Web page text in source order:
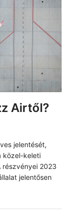
Airtől?
jelentését,
közel-keleti
2023
jelentősen